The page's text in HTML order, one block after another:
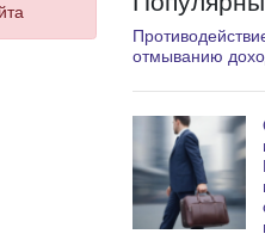
отмыванию